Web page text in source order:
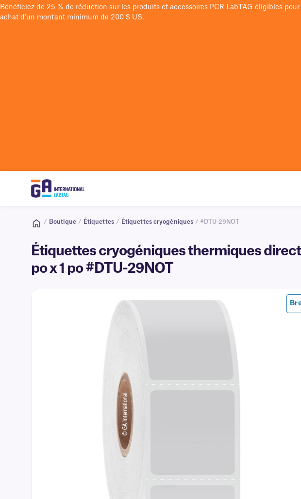
Bénéficiez de 25 % de réduction sur les produits et accessoires PCR LabTAG éligibles
achat d'un montant minimum de 200 $ US.
/ Boutique / Étiquettes / Étiquettes cryogéniques / #DTU-29NOT
Étiquettes cryogéniques thermiques
po x 1 po #DTU-29NOT